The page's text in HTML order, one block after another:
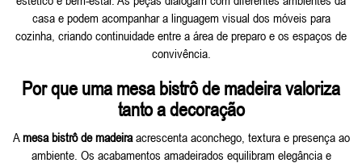
casa e podem acompanhar a linguagem visual dos móveis para
cozinha , criando continuidade entre a área de preparo e os espaços de
convivência.
Por que uma mesa bistrô de madeira valoriza
tanto a decoração
A mesa bistrô de madeiraacrescenta aconchego, textura e presença ao
ambiente. Os acabamentos amadeirados equilibram elegância e